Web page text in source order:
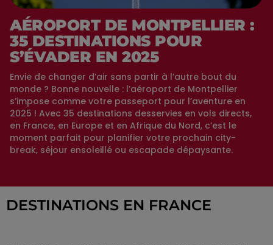
AÉROPORT DE MONTPELLIER :
35 DESTINATIONS POUR
S’ÉVADER EN 2025
Envie de changer d’air sans partir à l’autre bout du
monde ? Bonne nouvelle : l’aéroport de Montpellier
s’impose comme votre passeport pour l’aventure en
2025 ! Avec 35 destinations desservies en vols directs,
en France, en Europe et en Afrique du Nord, c’est le
moment parfait pour planifier votre prochain city-
break, séjour ensoleillé ou escapade dépaysante.
DESTINATIONS EN FRANCE